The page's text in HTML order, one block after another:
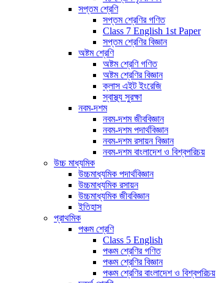
সপ্তম শ্রেণি
সপ্তম শ্রেণির গণিত
Class 7 English 1st Paper
সপ্তম শ্রেণির বিজ্ঞান
অষ্টম শ্রেণি
অষ্টম শ্রেণি গণিত
অষ্টম শ্রেণির বিজ্ঞান
ক্লাস এইট ইংরেজি
স্বাস্থ্য সুরক্ষা
নবম-দশম
নবম-দশম জীববিজ্ঞান
নবম-দশম পদার্থবিজ্ঞান
নবম-দশম রসায়ন বিজ্ঞান
নবম-দশম বাংলাদেশ ও বিশ্বপরিচয়
উচ্চ মাধ্যমিক
উচ্চমাধ্যমিক পদার্থবিজ্ঞান
উচ্চমাধ্যমিক রসায়ন
উচ্চমাধ্যমিক জীববিজ্ঞান
ইতিহাস
প্রাথমিক
পঞ্চম শ্রেণি
Class 5 English
পঞ্চম শ্রেণির গণিত
পঞ্চম শ্রেণির বিজ্ঞান
পঞ্চম শ্রেণির বাংলাদেশ ও বিশ্বপরিচয়